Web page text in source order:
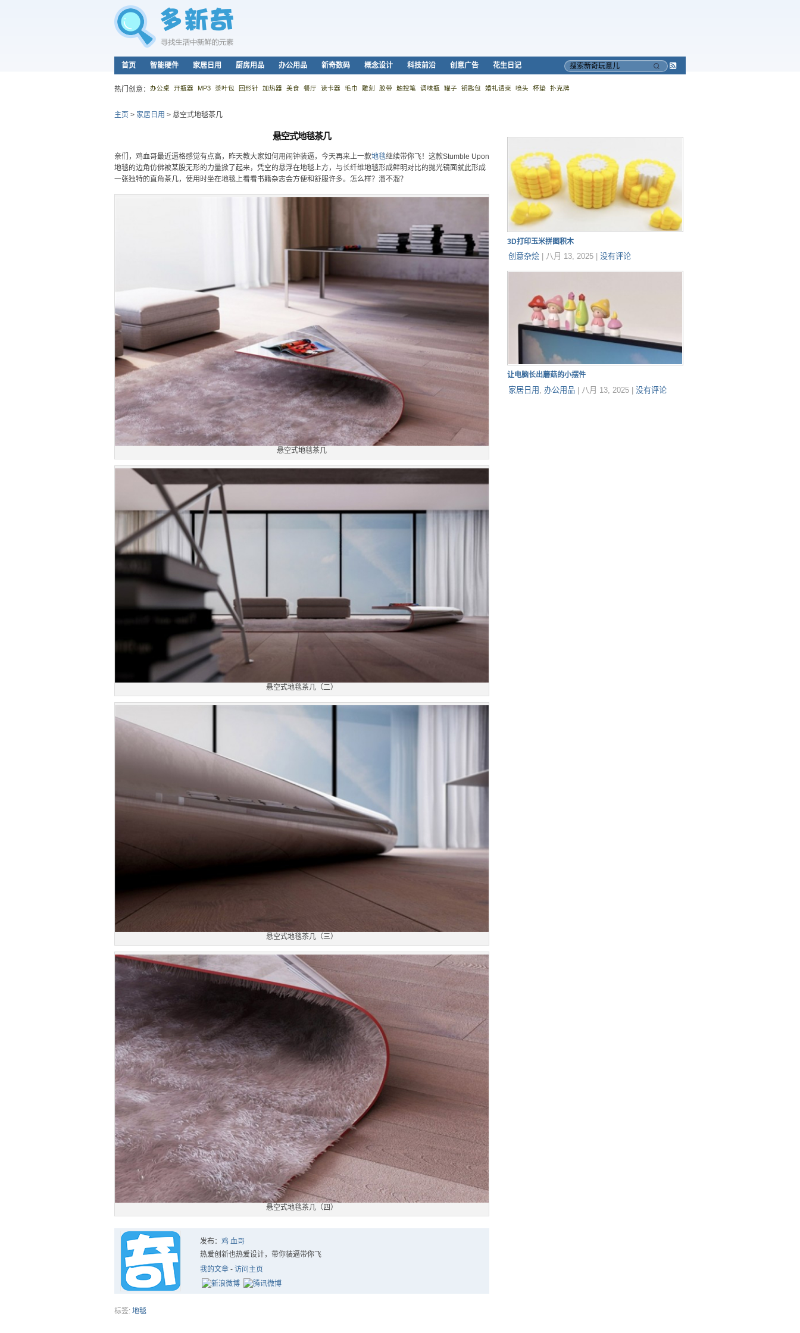
首页 智能硬件 家居日用 厨房用品 办公用品 新奇数码 概念设计 科技前沿 创意广告 花生日记
Subscribe
搜
热门创意： 办公桌 开瓶器 MP3 茶叶包 回形针 加热器 美食 餐厅 读卡器 毛巾 雕刻 胶带 触控笔 调味瓶 罐子 钥匙包 婚礼请柬 喷头 杯垫 扑克牌
主页 > 家居日用 > 悬空式地毯茶几
悬空式地毯茶几
亲们，鸡血哥最近逼格感觉有点高，昨天教大家如何用闹钟装逼，今天再来上一款地毯继续带你飞！这款Stumble Upon
地毯的边角仿佛被某股无形的力量掀了起来，凭空的悬浮在地毯上方，与长纤维地毯形成鲜明对比的抛光镜面就此形成
一张独特的直角茶几，使用时坐在地毯上看看书籍杂志会方便和舒服许多。怎么样？溜不溜？
悬空式地毯茶几
悬空式地毯茶几（二）
悬空式地毯茶几（三）
悬空式地毯茶几（四）
发布： 鸡 血哥
热爱创新也热爱设计，带你装逼带你飞
我的文章 - 访问主页
标签: 地毯
3D打印玉米拼图积木
创意杂烩 八月 13, 2025 没有评论
让电脑长出蘑菇的小摆件
家居日用 办公用品 八月 13, 2025 没有评论